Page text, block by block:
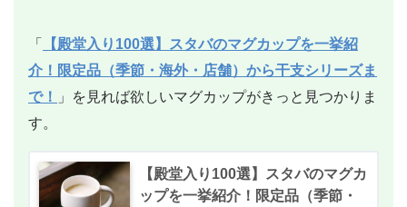
「
【殿堂入り100選】スタバのマグカップを一挙紹
介！限定品（季節・海外・店舗）から干支シリーズま
で！
」を見れば欲しいマグカップがきっと見つかりま
す。
【殿堂入り100選】スタバのマグカ
ップを一挙紹介！限定品（季節・